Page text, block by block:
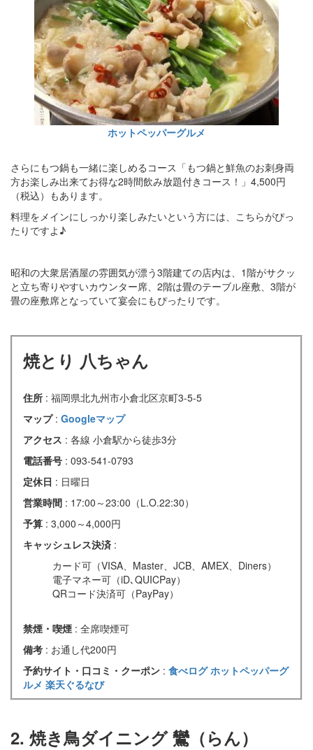
ホットペッパーグルメ
さらにもつ鍋も一緒に楽しめるコース「もつ鍋と鮮魚のお刺身両
方お楽しみ出来てお得な2時間飲み放題付きコース！」4,500円
（税込）もあります。
料理をメインにしっかり楽しみたいという方には、こちらがぴっ
たりですよ♪
昭和の大衆居酒屋の雰囲気が漂う3階建ての店内は、1階がサクッ
と立ち寄りやすいカウンター席、2階は畳のテーブル座敷、3階が
畳の座敷席となっていて宴会にもぴったりです。
焼とり 八ちゃん
住所 : 福岡県北九州市小倉北区京町3-5-5
マップ : Googleマップ
アクセス : 各線 小倉駅から徒歩3分
電話番号 : 093-541-0793
定休日 : 日曜日
営業時間 : 17:00～23:00（L.O.22:30）
予算 : 3,000～4,000円
キャッシュレス決済 :
カード可（VISA、Master、JCB、AMEX、Diners）
電子マネー可（iD､QUICPay）
QRコード決済可（PayPay）
禁煙・喫煙 : 全席喫煙可
備考 : お通し代200円
予約サイト・口コミ・クーポン : 食べログホットペッパーグ
ルメ 楽天ぐるなび
2. 焼き鳥ダイニング 鸞（らん）